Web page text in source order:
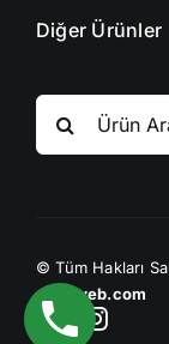
Diğer Ürünler
Search
© Tüm Hakları
uzayweb.com